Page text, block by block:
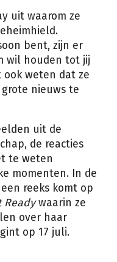
uit waarom ze
bent, zijn er
wil houden tot jij
ook weten dat ze
nieuws te
uit de
de reacties
te weten
momenten. In de
reeks komt op
Readywaarin ze
over haar
op 17 juli.